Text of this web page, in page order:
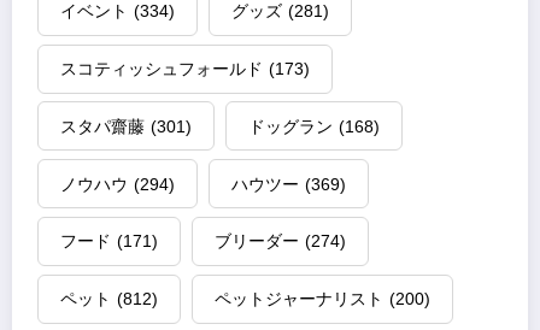
イベント (334) グッズ (281)
スコティッシュフォールド (173)
スタパ齋藤 (301) ドッグラン (168)
ノウハウ (294) ハウツー (369)
フード (171) ブリーダー (274)
ペット (812) ペットジャーナリスト (200)